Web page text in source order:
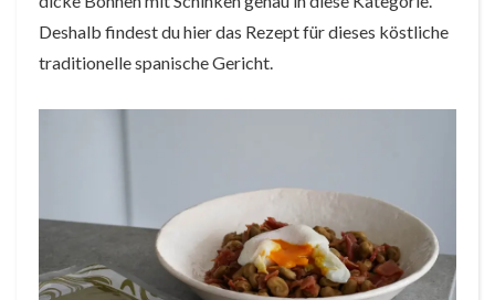
Deshalb findest du hier das Rezept für dieses köstliche
traditionelle spanische Gericht.